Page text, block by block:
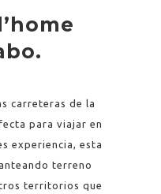
carreteras de la
para viajar en
experiencia, esta
terreno
territorios que